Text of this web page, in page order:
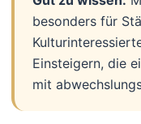
besonders für
Einsteigern, die
mit